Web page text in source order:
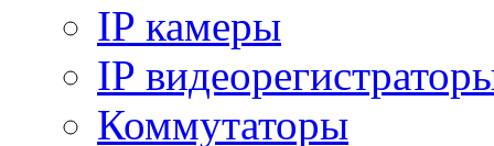
IP камеры
IP
Коммутаторы